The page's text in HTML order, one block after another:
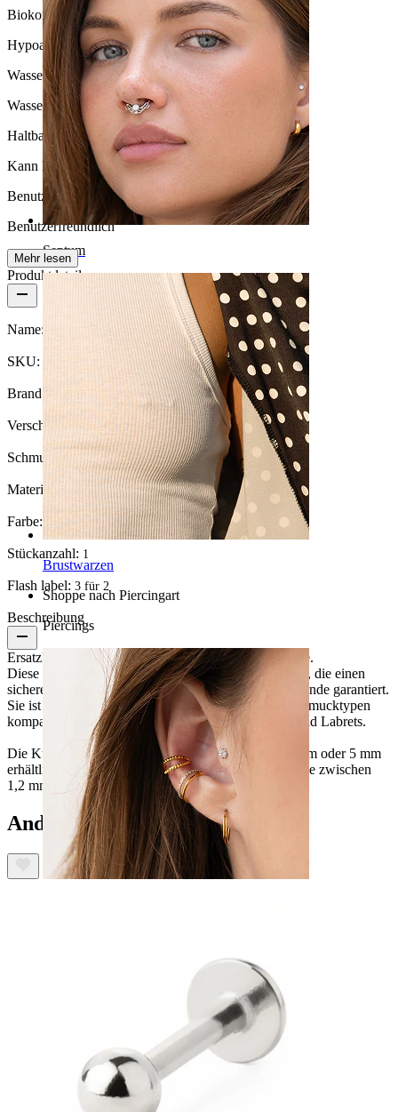
Septum
Brustwarzen
Shoppe nach Piercingart
Piercings
Biokompatibilität
Hypoallergen
Wasserbeständigkeit
Wasserfest
Haltbarkeit
Kann lebenslang halten
Benutzerfreundlichkeit
Benutzerfreundlich
Mehr lesen
Produktdetails
Name: Piercingkugel aus Titan für Innengewinde
SKU:
Brand: Bodymod Essentials
Verschlusstyp: Innengewinde
Schmuckart: Kugel für Innengewinde
Material:
Farbe: Silber
Stückanzahl: 1
Flash label: 3 für 2
Beschreibung
Ersatzkugel für den Titan-Schmuck mit Innengewinde.
Diese Ersatzkugel hat eine eingebaute Verschraubung, die einen
sicheren Sitz an deinem Schmuckstück mit Innengewinde garantiert.
Sie ist vielseitig einsetzbar und mit verschiedenen Schmucktypen
kompatibel, darunter auch normale gerade Barbells und Labrets.
Die Kugel ist mit einem Durchmesser von 3 mm, 4 mm oder 5 mm
erhältlich. Zudem kannst du die gewünschte Stabstärke zwischen
1,2 mm (16g) und 1,6 mm (14g) wählen.
Andere haben ebenfalls gekauft